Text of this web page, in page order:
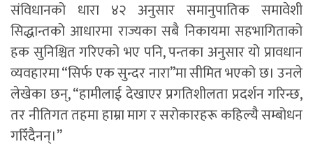
संविधानको धारा ४२ अनुसार समानुपातिक समावेशी
सिद्धान्तको आधारमा राज्यका सबै निकायमा सहभागिताको
हक सुनिश्चित गरिएको भए पनि, पन्तका अनुसार यो प्रावधान
व्यवहारमा “सिर्फ एक सुन्दर नारा”मा सीमित भएको छ। उनले
लेखेका छन्, “हामीलाई देखाएर प्रगतिशीलता प्रदर्शन गरिन्छ,
तर नीतिगत तहमा हाम्रा माग र सरोकारहरू कहिल्यै सम्बोधन
गरिँदैनन्।”